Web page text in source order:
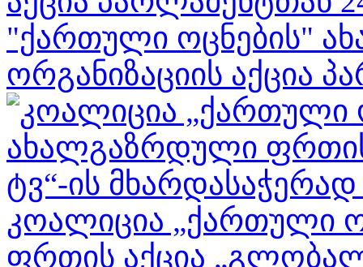
"ქართული ოცნების"
ორგანიზაციის აქცია
კოალიცია „ქართული
ფრთის აქცია